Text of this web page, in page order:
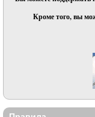
Кроме того, вы